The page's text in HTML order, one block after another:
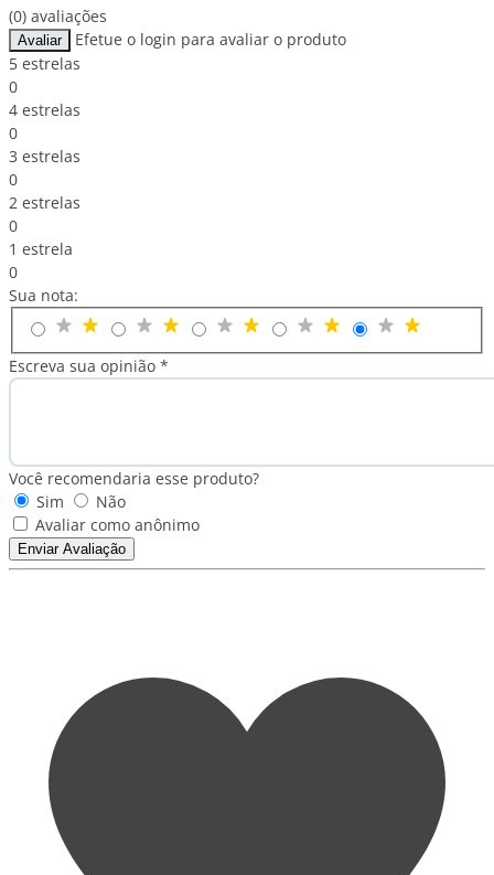
(0) avaliações
Avaliar
Efetue o login para avaliar o produto
5 estrelas
0
4 estrelas
0
3 estrelas
0
2 estrelas
0
1 estrela
0
Sua nota:
Escreva sua opinião *
Você recomendaria esse produto?
Sim
Não
Avaliar como anônimo
Enviar Avaliação